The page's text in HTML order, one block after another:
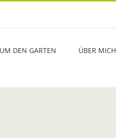
DEN GARTEN ÜBER MICH